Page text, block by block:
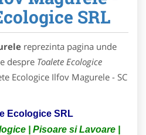
SRL
reprezinta pagina unde
despre Toalete Ecologice
Ecologice Ilfov Magurele - SC
Ecologice SRL
| Pisoare si Lavoare |